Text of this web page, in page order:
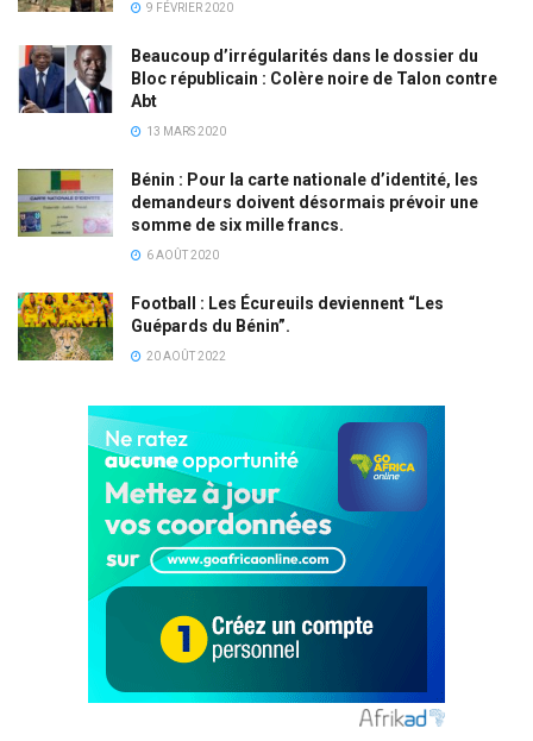
9 FÉVRIER 2020
Beaucoup d’irrégularités dans le dossier du
Bloc républicain : Colère noire de Talon contre
Abt
13 MARS 2020
Bénin : Pour la carte nationale d’identité, les
demandeurs doivent désormais prévoir une
somme de six mille francs.
6 AOÛT 2020
Football : Les Écureuils deviennent “Les
Guépards du Bénin”.
20 AOÛT 2022